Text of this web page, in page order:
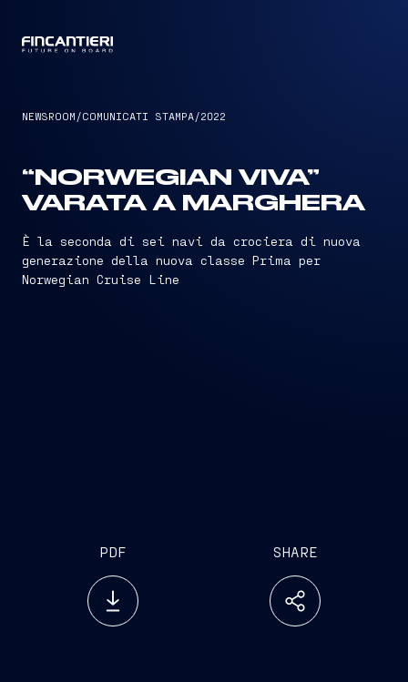
NEWSROOM /COMUNICATI STAMPA/2022
“NORWEGIAN VIVA”
VARATA A MARGHERA
È la seconda di sei navi da crociera di nuova
generazione della nuova classe Prima per
Norwegian Cruise Line
PDF SHARE